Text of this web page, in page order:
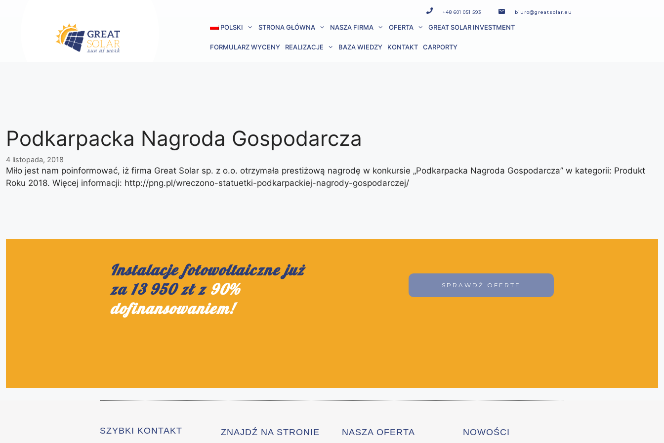
+48 601 051 593 biuro@greatsolar.eu
POLSKI STRONA GŁÓWNA NASZA FIRMA OFERTA GREAT SOLAR INVESTMENT
FORMULARZ WYCENY REALIZACJE BAZA WIEDZY KONTAKT CARPORTY
Podkarpacka Nagroda Gospodarcza
4 listopada, 2018
Miło jest nam poinformować, iż firma Great Solar sp. z o.o. otrzymała prestiżową nagrodę w konkursie „Podkarpacka Nagroda Gospodarcza” w kategorii: Produkt
Roku 2018. Więcej informacji: http://png.pl/wreczono-statuetki-podkarpackiej-nagrody-gospodarczej/
Instalacje fotowoltaiczne już
za 13 950 zł z90%
dofinansowaniem!
SPRAWDŹ OFERTE
SZYBKI KONTAKT ZNAJDŹ NA STRONIE NASZA OFERTA NOWOŚCI